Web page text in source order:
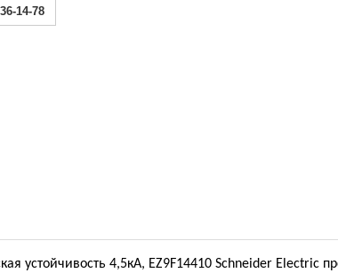
14-78
устойчивость 4,5кА, EZ9F14410 Schneider Electric